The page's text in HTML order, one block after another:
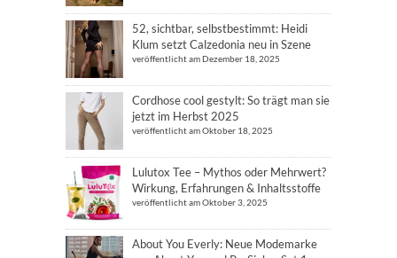
52, sichtbar, selbstbestimmt: Heidi
Klum setzt Calzedonia neu in Szene
veröffentlicht am Dezember 18, 2025
Cordhose cool gestylt: So trägt man sie
jetzt im Herbst 2025
veröffentlicht am Oktober 18, 2025
Lulutox Tee – Mythos oder Mehrwert?
Wirkung, Erfahrungen & Inhaltsstoffe
veröffentlicht am Oktober 3, 2025
About You Everly: Neue Modemarke